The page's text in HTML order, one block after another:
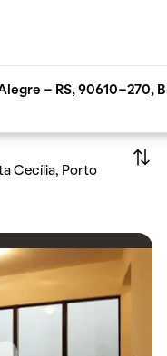
- RS, 90610-270,
Cecília, Porto